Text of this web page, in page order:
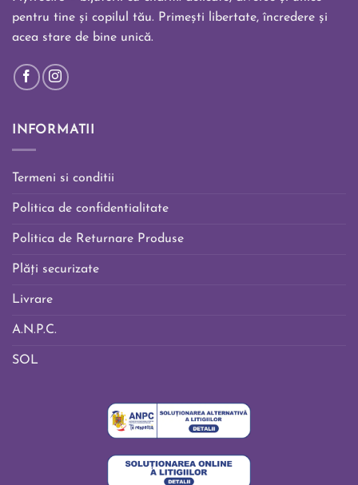
pentru tine și copilul tău. Primești libertate, încredere și
acea stare de bine unică.
INFORMATII
Termeni si conditii
Politica de confidentialitate
Politica de Returnare Produse
Plăți securizate
Livrare
A.N.P.C.
SOL